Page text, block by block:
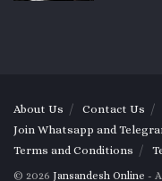
About Us Contact Us
Join Whatsapp and
Terms and Conditions
© 2026 Jansandesh Online -